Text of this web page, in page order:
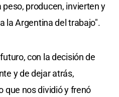
producen, invierten y
la Argentina del trabajo".
con la decisión de
y de dejar atrás,
que nos dividió y frenó